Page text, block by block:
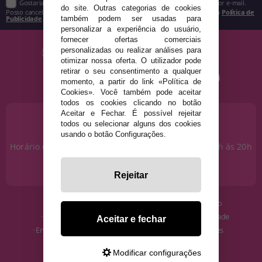
Gostaria de receber descontos exclusivos, novidades e tendências por e-mail.
Posso cancelar a inscrição a qualquer momento, conforme estipulado na Política de
Publicidade
PRECISA DE AJUDA?
915 793 695
Horário de segunda a sexta das 10h às 14h e das 17h às 20h
info@disfracestuyyo.pt
· Quem somos
· Como comprar
· Envios e Devoluções
· Condições de uso
· Política de Privacidade
· Política de Cookies
do site. Outras categorias de cookies
também podem ser usadas para
personalizar a experiência do usuário,
fornecer ofertas comerciais
personalizadas ou realizar análises para
otimizar nossa oferta. O utilizador pode
retirar o seu consentimento a qualquer
momento, a partir do link «Política de
Cookies». Você também pode aceitar
todos os cookies clicando no botão
Aceitar e Fechar. É possível rejeitar
todos ou selecionar alguns dos cookies
usando o botão Configurações.
Rejeitar
Aceitar e fechar
Modificar configurações